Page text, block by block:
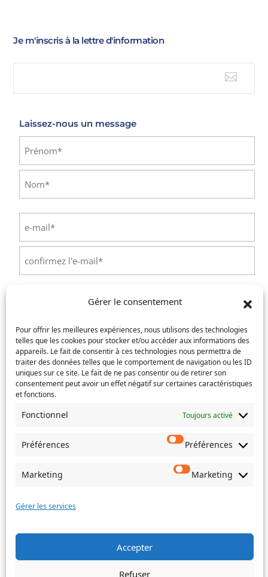
Gérer le consentement
Pour offrir les meilleures expériences, nous utilisons des technologies
telles que les cookies pour stocker et/ou accéder aux informations des
appareils. Le fait de consentir à ces technologies nous permettra de
traiter des données telles que le comportement de navigation ou les ID
uniques sur ce site. Le fait de ne pas consentir ou de retirer son
consentement peut avoir un effet négatif sur certaines caractéristiques
et fonctions.
Fonctionnel Toujours activé
Préférences Préférences
Marketing Marketing
Gérer les services
Accepter
Refuser
Je m'inscris à la lettre d'information

Laissez-nous un message
Prénom
mail(Nécessaire)
Saisissez
un
e-
(Nécessaire)
Service concerné (Nécessaire)
Si votre demande concerne des actes de naissance et/ou
de mariage, choisissez l'Etat-Civil comme service
concerné.
Message(Nécessaire)